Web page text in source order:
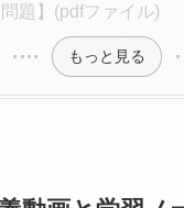
問題】(pdfファイル)
もっと見る